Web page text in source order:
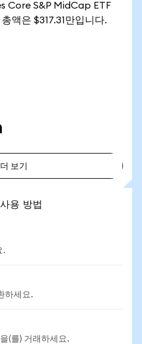
Core S&P MidCap ETF
액은 $317.31만입니다.
보기
용 방법
.
하세요.
(를) 거래하세요.